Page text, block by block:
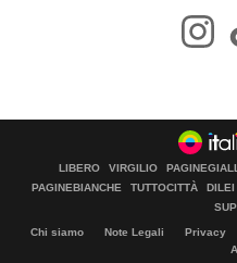
LIBERO VIRGILIO
PAGINEBIANCHE
TUTTOCITTÀ DILEI
Chi siamo Note Legali Privacy